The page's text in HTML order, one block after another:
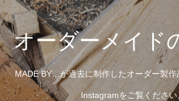
オーダーメイド
MADE BY…が過去に制作したオーダー製
Instagramをご覧ください